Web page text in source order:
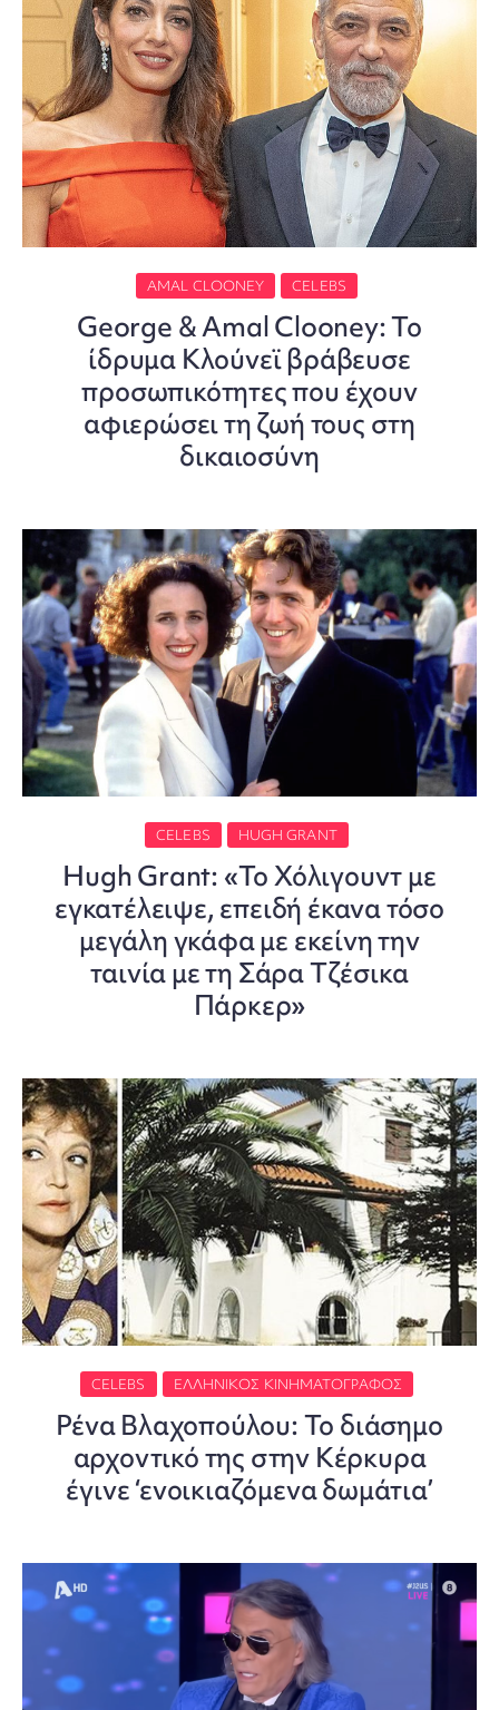
AMAL CLOONEY CELEBS
George & Amal Clooney: Το
ίδρυμα Κλούνεϊ βράβευσε
προσωπικότητες που έχουν
αφιερώσει τη ζωή τους στη
δικαιοσύνη
CELEBS HUGH GRANT
Hugh Grant: «Το Χόλιγουντ με
εγκατέλειψε, επειδή έκανα τόσο
μεγάλη γκάφα με εκείνη την
ταινία με τη Σάρα Τζέσικα
Πάρκερ»
CELEBS ΕΛΛΗΝΙΚΌΣ ΚΙΝΗΜΑΤΟΓΡΆΦΟΣ
Ρένα Βλαχοπούλου: Το διάσημο
αρχοντικό της στην Κέρκυρα
έγινε ‘ενοικιαζόμενα δωμάτια’